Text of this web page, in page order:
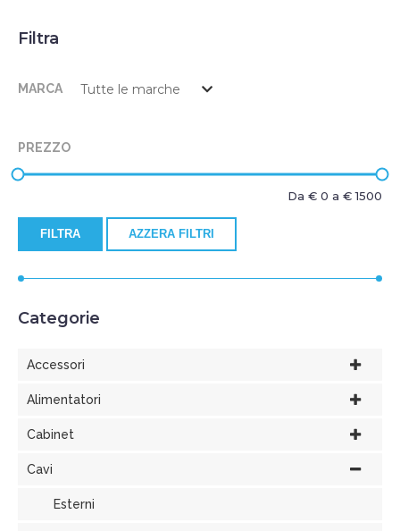
Filtra
MARCA
PREZZO
Da € 0 a €1500
FILTRA AZZERA FILTRI
Categorie
Accessori
Alimentatori
Cabinet
Cavi
Esterni